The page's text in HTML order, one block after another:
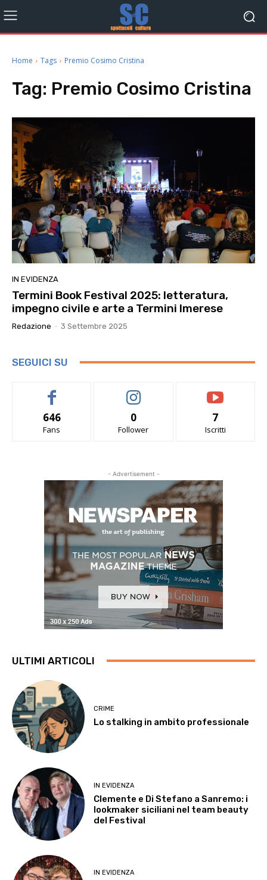
Home Tags Premio Cosimo Cristina
Tag: Premio Cosimo Cristina
IN EVIDENZA
Termini Book Festival 2025: letteratura,
impegno civile e arte a Termini Imerese
Redazione - 3 Settembre 2025
SEGUICI SU
646
Fans
0
Follower
7
Iscritti
- Advertisement -
ULTIMI ARTICOLI
CRIME
Lo stalking in ambito professionale
IN EVIDENZA
Clemente e Di Stefano a Sanremo: i
lookmaker siciliani nel team beauty
del Festival
IN EVIDENZA